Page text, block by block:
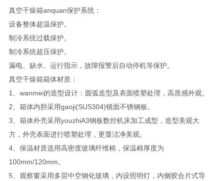
真空干燥箱anquan保护系统：
设备整体超温保护。
制冷系统过载保护。
制冷系统超压保护。
漏电、缺水、运行指示，故障报警后自动停机等保护。
真空干燥箱箱体材质：
1、wanmei的造型设计：圆弧造型及表面喷塑处理，高质感外观。
2、箱体内胆采用gaoji(SUS304)镜面不锈钢板。
3、箱体外壳采用youzhiA3钢板数控机床加工成型，造型美观大
方，外壳表面进行喷塑处理，更显洁净美观。
4、保温材质选用高密度玻璃纤维棉，保温棉厚度为
100mm/120mm。
5、观察窗采用多层中空钢化玻璃，内设照明灯，内侧胶合片式导